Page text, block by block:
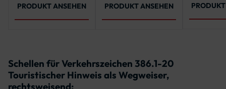
PRODUKT ANSEHEN
PRODUKT ANSEHEN
Schellen für Verkehrszeichen 386.1-20
Touristischer Hinweis als Wegweiser,
rechtsweisend: